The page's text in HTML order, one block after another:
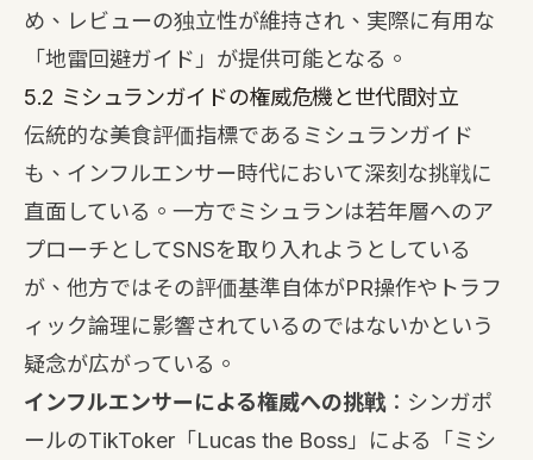
め、レビューの独立性が維持され、実際に有用な
「地雷回避ガイド」が提供可能となる。
5.2 ミシュランガイドの権威危機と世代間対立
伝統的な美食評価指標であるミシュランガイド
も、インフルエンサー時代において深刻な挑戦に
直面している。一方でミシュランは若年層へのア
プローチとしてSNSを取り入れようとしている
が、他方ではその評価基準自体がPR操作やトラフ
ィック論理に影響されているのではないかという
疑念が広がっている。
インフルエンサーによる権威への挑戦：シンガポ
ールのTikToker「Lucas the Boss」による「ミシ